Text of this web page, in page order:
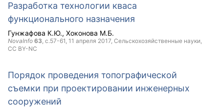
Разработка технологии кваса
функционального назначения
Гунжафова К.Ю. Хоконова М.Б.
NovaInfo 63, с.57-61, 11 апреля 2017, Сельскохозяйственные науки,
CC BY-NC
Порядок проведения топографической
съемки при проектировании инженерных
сооружений